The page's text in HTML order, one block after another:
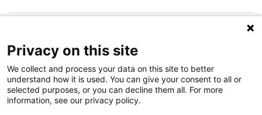
Privacy on this site
We collect and process your data on this site to better
understand how it is used. You can give your consent to all or
selected purposes, or you can decline them all. For more
information, see our privacy policy.